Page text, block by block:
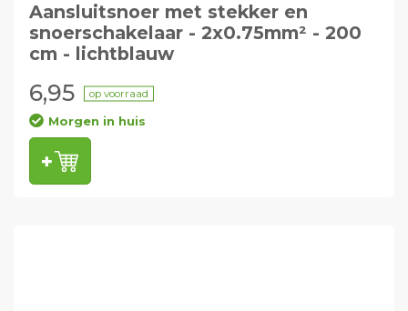
Aansluitsnoer met stekker en
snoerschakelaar - 2x0.75mm² - 200
cm - lichtblauw
6,95 op voorraad
Morgen in huis